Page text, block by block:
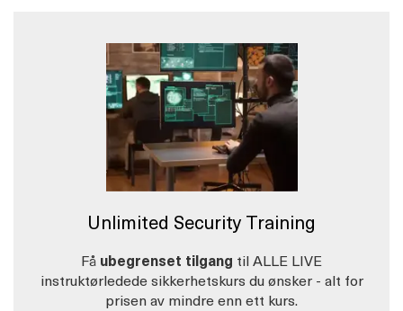
Unlimited Security Training
Få ubegrenset tilgang til ALLE LIVE
instruktørledede sikkerhetskurs du ønsker - alt for
prisen av mindre enn ett kurs.